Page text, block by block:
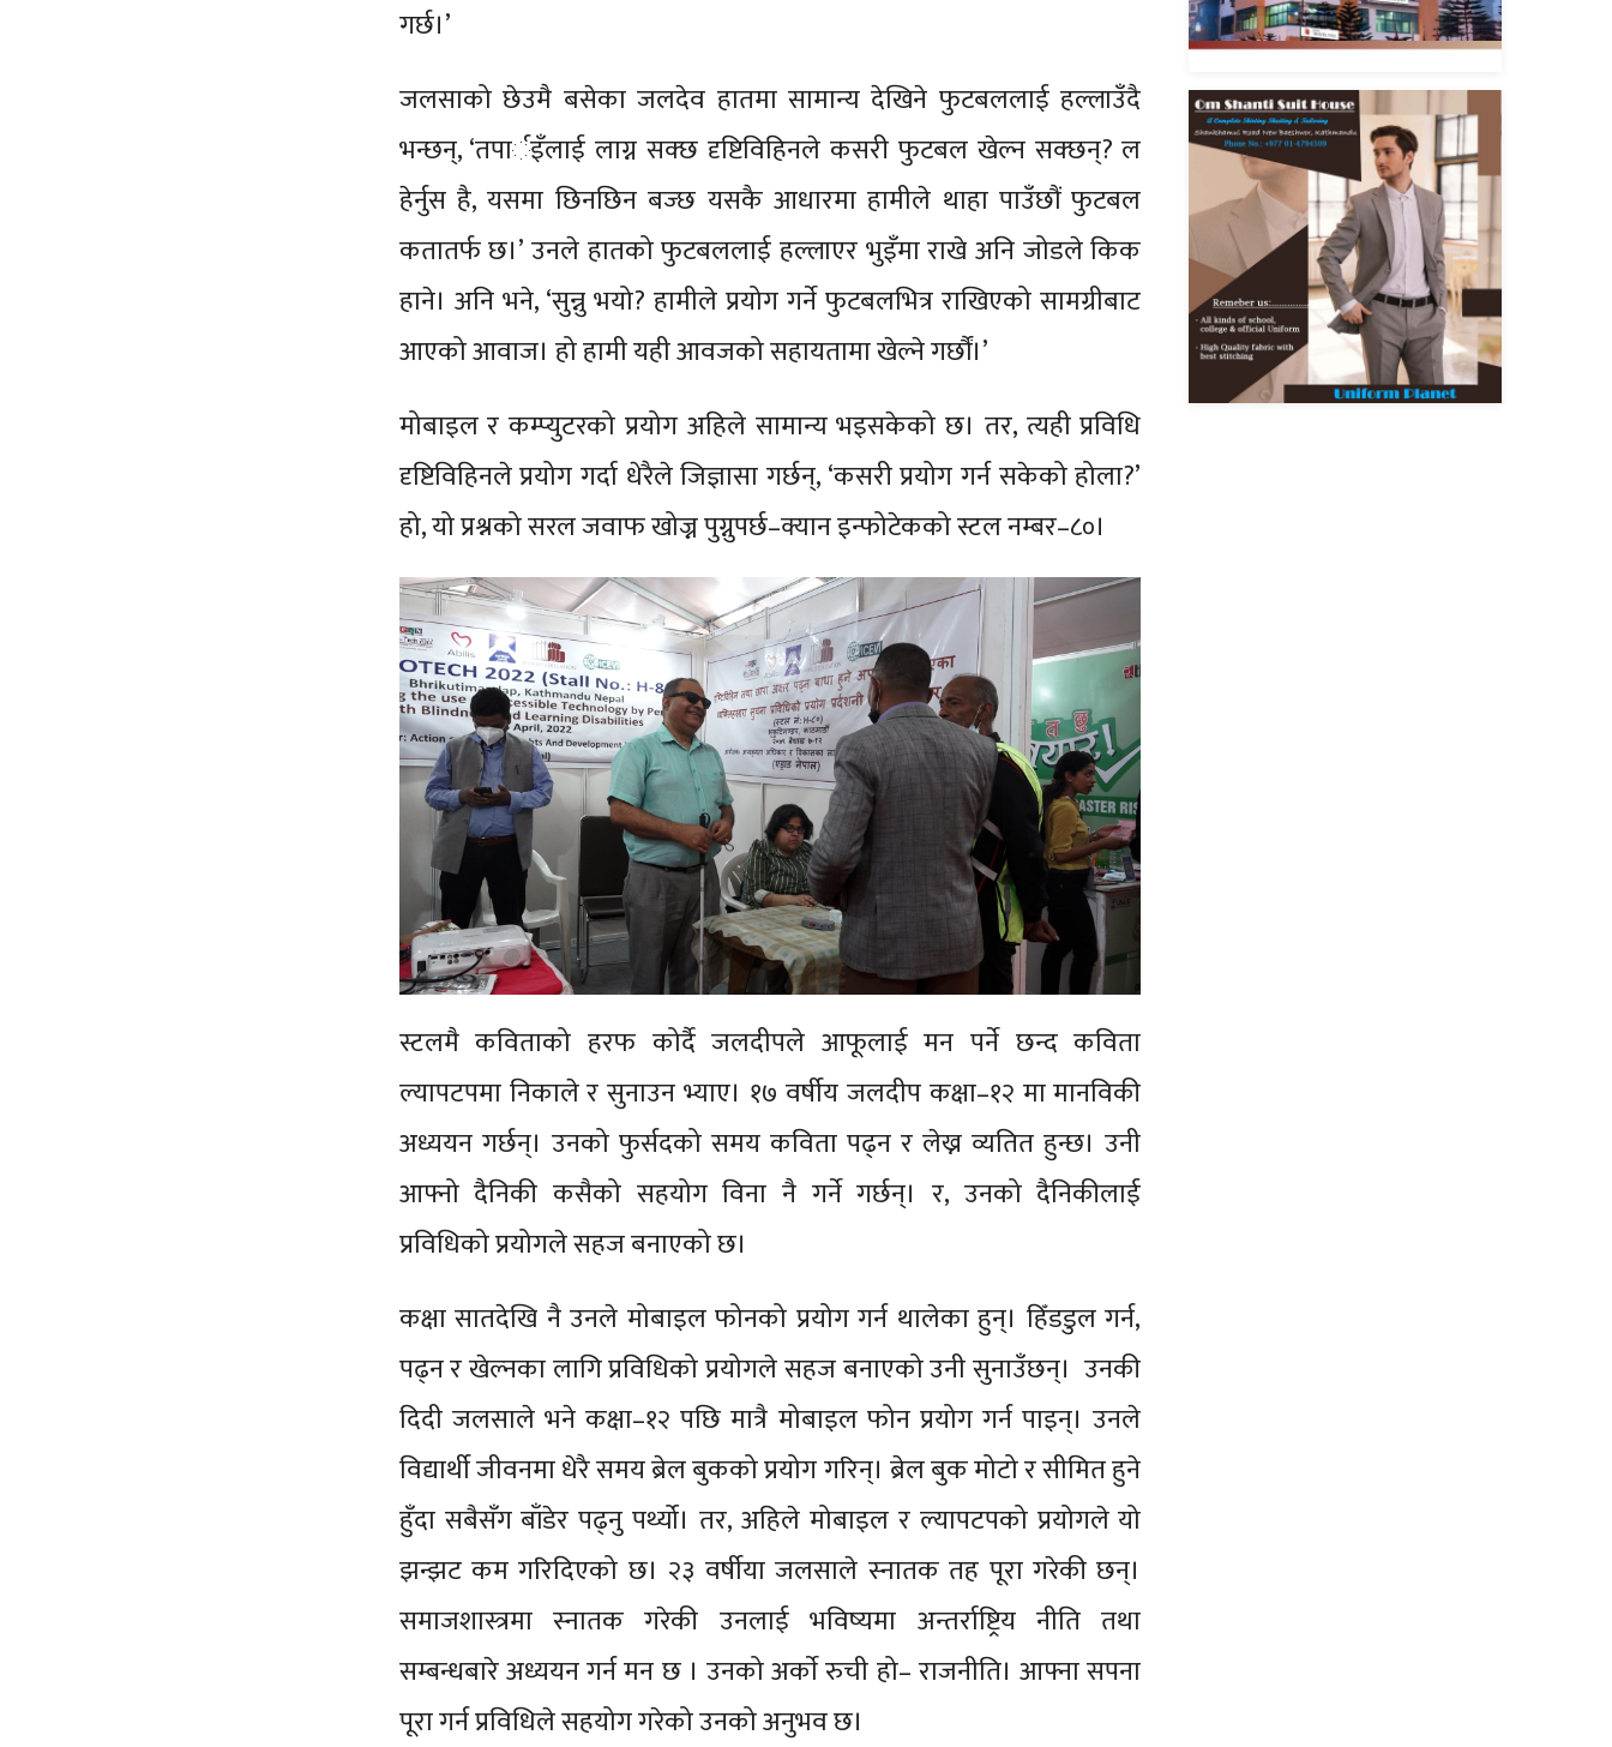
गर्छ।’
जलसाको छेउमै बसेका जलदेव हातमा सामान्य देखिने फुटबललाई हल्लाउँदै
भन्छन्, ‘तपार्इँलाई लाग्न सक्छ दृष्टिविहिनले कसरी फुटबल खेल्न सक्छन्? ल
हेर्नुस है, यसमा छिनछिन बज्छ यसकै आधारमा हामीले थाहा पाउँछौं फुटबल
कतातर्फ छ।’ उनले हातको फुटबललाई हल्लाएर भुइँमा राखे अनि जोडले किक
हाने। अनि भने, ‘सुन्नु भयो? हामीले प्रयोग गर्ने फुटबलभित्र राखिएको सामग्रीबाट
आएको आवाज। हो हामी यही आवजको सहायतामा खेल्ने गर्छौं।’
मोबाइल र कम्प्युटरको प्रयोग अहिले सामान्य भइसकेको छ। तर, त्यही प्रविधि
दृष्टिविहिनले प्रयोग गर्दा धेरैले जिज्ञासा गर्छन्, ‘कसरी प्रयोग गर्न सकेको होला?’
हो, यो प्रश्नको सरल जवाफ खोज्न पुग्नुपर्छ–क्यान इन्फोटेकको स्टल नम्बर–८०।
स्टलमै कविताको हरफ कोर्दै जलदीपले आफूलाई मन पर्ने छन्द कविता
ल्यापटपमा निकाले र सुनाउन भ्याए। १७ वर्षीय जलदीप कक्षा–१२ मा मानविकी
अध्ययन गर्छन्। उनको फुर्सदको समय कविता पढ्न र लेख्न व्यतित हुन्छ। उनी
आफ्नो दैनिकी कसैको सहयोग विना नै गर्ने गर्छन्। र, उनको दैनिकीलाई
प्रविधिको प्रयोगले सहज बनाएको छ।
कक्षा सातदेखि नै उनले मोबाइल फोनको प्रयोग गर्न थालेका हुन्। हिँडडुल गर्न,
पढ्न र खेल्नका लागि प्रविधिको प्रयोगले सहज बनाएको उनी सुनाउँछन्। उनकी
दिदी जलसाले भने कक्षा–१२ पछि मात्रै मोबाइल फोन प्रयोग गर्न पाइन्। उनले
विद्यार्थी जीवनमा धेरै समय ब्रेल बुकको प्रयोग गरिन्। ब्रेल बुक मोटो र सीमित हुने
हुँदा सबैसँग बाँडेर पढ्नु पर्थ्यो। तर, अहिले मोबाइल र ल्यापटपको प्रयोगले यो
झन्झट कम गरिदिएको छ। २३ वर्षीया जलसाले स्नातक तह पूरा गरेकी छन्।
समाजशास्त्रमा स्नातक गरेकी उनलाई भविष्यमा अन्तर्राष्ट्रिय नीति तथा
सम्बन्धबारे अध्ययन गर्न मन छ । उनको अर्काे रुची हो– राजनीति। आफ्ना सपना
पूरा गर्न प्रविधिले सहयोग गरेको उनको अनुभव छ।